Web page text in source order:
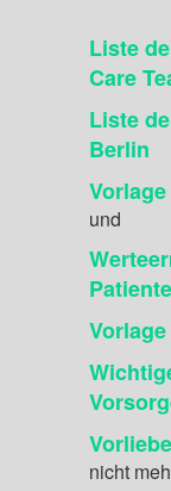
Liste
Care
Liste
Berlin
und
nicht